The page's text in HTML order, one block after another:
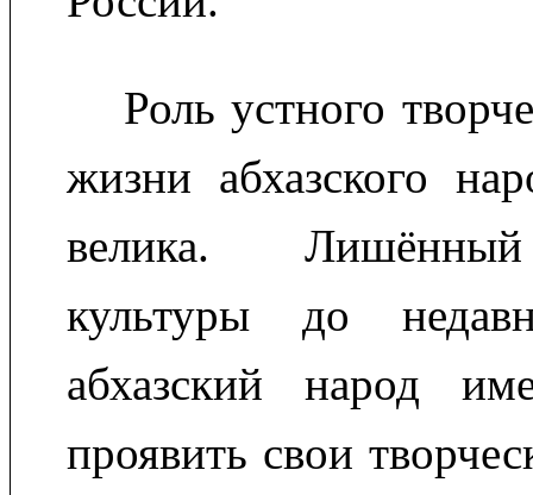
Роль устного
жизни абхазского
велика.
культуры до
абхазский народ
проявить свои